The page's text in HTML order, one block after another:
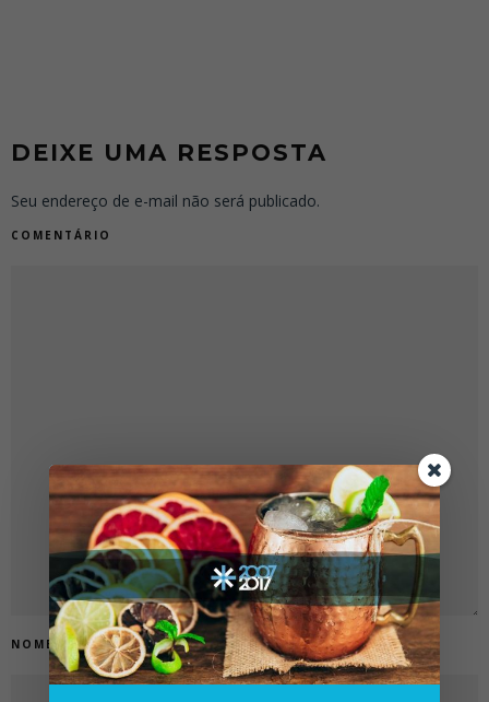
DEIXE UMA RESPOSTA
Seu endereço de e-mail não será publicado.
COMENTÁRIO
NOME *